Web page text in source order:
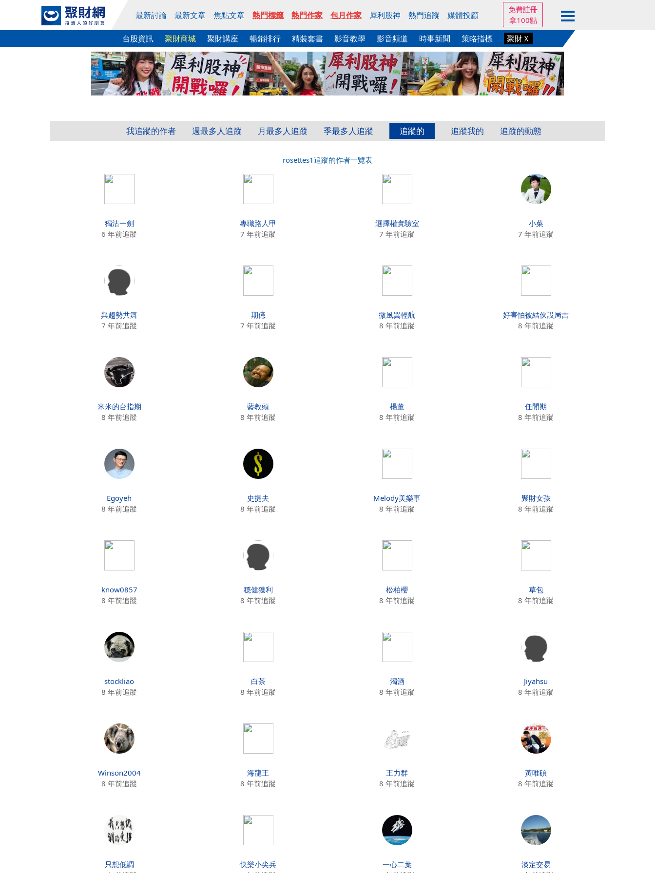
最新討論 最新文章 焦點文章 熱門標籤 熱門作家 包月作家 犀利股神 熱門追蹤 媒體投顧
免費註冊
拿100點
台股資訊 聚財商城 聚財講座 暢銷排行 精裝套書 影音教學 影音頻道 時事新聞 策略指標 聚財Ｘ
我追蹤的作者 週最多人追蹤 月最多人追蹤 季最多人追蹤 追蹤的 追蹤我的 追蹤的動態
rosettes1追蹤的作者一覽表
獨沽一劍
6 年前追蹤
專職路人甲
7 年前追蹤
選擇權實驗室
7 年前追蹤
小菜
7 年前追蹤
與趨勢共舞
7 年前追蹤
期億
7 年前追蹤
微風翼輕航
8 年前追蹤
好害怕被結伙設局吉
8 年前追蹤
米米的台指期
8 年前追蹤
藍教頭
8 年前追蹤
楊董
8 年前追蹤
任閒期
8 年前追蹤
Egoyeh
8 年前追蹤
史提夫
8 年前追蹤
Melody美樂事
8 年前追蹤
聚財女孩
8 年前追蹤
know0857
8 年前追蹤
穩健獲利
8 年前追蹤
松柏櫻
8 年前追蹤
草包
8 年前追蹤
stockliao
8 年前追蹤
白茶
8 年前追蹤
濁酒
8 年前追蹤
Jiyahsu
8 年前追蹤
Winson2004
8 年前追蹤
海龍王
8 年前追蹤
王力群
8 年前追蹤
黃唯碩
8 年前追蹤
只想低調
快樂小尖兵
一心二葉
淡定交易